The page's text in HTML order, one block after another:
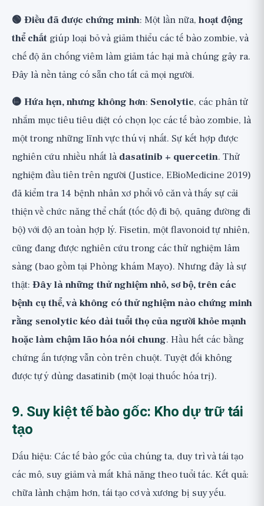
🟢 Điều đã được chứng minh: Một lần nữa, hoạt động
thể chất giúp loại bỏ và giảm thiểu các tế bào zombie, và
chế độ ăn chống viêm làm giảm tác hại mà chúng gây ra.
Đây là nền tảng có sẵn cho tất cả mọi người.
🟡 Hứa hẹn, nhưng không hơn: Senolytic, các phân tử
nhắm mục tiêu tiêu diệt có chọn lọc các tế bào zombie, là
một trong những lĩnh vực thú vị nhất. Sự kết hợp được
nghiên cứu nhiều nhất là dasatinib + quercetin. Thử
nghiệm đầu tiên trên người (Justice, EBioMedicine 2019)
đã kiểm tra 14 bệnh nhân xơ phổi vô căn và thấy sự cải
thiện về chức năng thể chất (tốc độ đi bộ, quãng đường đi
bộ) với độ an toàn hợp lý. Fisetin, một flavonoid tự nhiên,
cũng đang được nghiên cứu trong các thử nghiệm lâm
sàng (bao gồm tại Phòng khám Mayo). Nhưng đây là sự
thật: Đây là những thử nghiệm nhỏ, sơ bộ, trên các
bệnh cụ thể, và không có thử nghiệm nào chứng minh
rằng senolytic kéo dài tuổi thọ của người khỏe mạnh
hoặc làm chậm lão hóa nói chung. Hầu hết các bằng
chứng ấn tượng vẫn còn trên chuột. Tuyệt đối không
được tự ý dùng dasatinib (một loại thuốc hóa trị).
9. Suy kiệt tế bào gốc: Kho dự trữ tái
tạo
Dấu hiệu: Các tế bào gốc của chúng ta, duy trì và tái tạo
các mô, suy giảm và mất khả năng theo tuổi tác. Kết quả:
chữa lành chậm hơn, tái tạo cơ và xương bị suy yếu.